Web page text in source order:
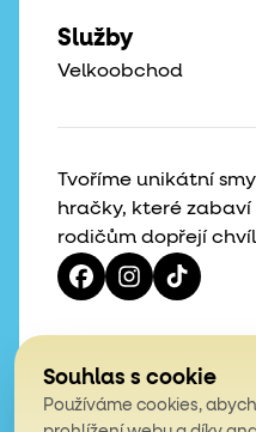
Tvoříme unikátní
hračky, které zabaví
rodičům dopřejí
Služby
Velkoobchod
4,9
Souhlas s cookie
Používáme cookies,